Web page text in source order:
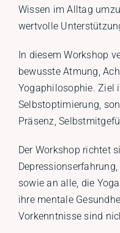
Wissen im Alltag
wertvolle
In diesem Workshop
bewusste Atmung,
Yogaphilosophie. Ziel
Selbstoptimierung,
Präsenz,
Der Workshop richtet
sowie an alle, die
ihre mentale
Vorkenntnisse sind